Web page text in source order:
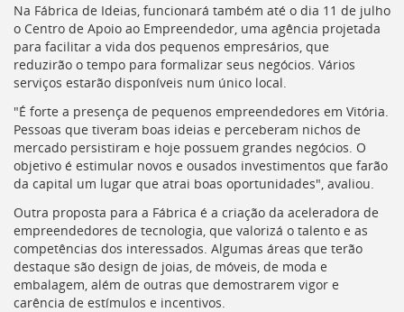
Na Fábrica de Ideias, funcionará também até o dia 11 de julho
o Centro de Apoio ao Empreendedor, uma agência projetada
para facilitar a vida dos pequenos empresários, que
reduzirão o tempo para formalizar seus negócios. Vários
serviços estarão disponíveis num único local.
"É forte a presença de pequenos empreendedores em Vitória.
Pessoas que tiveram boas ideias e perceberam nichos de
mercado persistiram e hoje possuem grandes negócios. O
objetivo é estimular novos e ousados investimentos que farão
da capital um lugar que atrai boas oportunidades", avaliou.
Outra proposta para a Fábrica é a criação da aceleradora de
empreendedores de tecnologia, que valorizá o talento e as
competências dos interessados. Algumas áreas que terão
destaque são design de joias, de móveis, de moda e
embalagem, além de outras que demostrarem vigor e
carência de estímulos e incentivos.